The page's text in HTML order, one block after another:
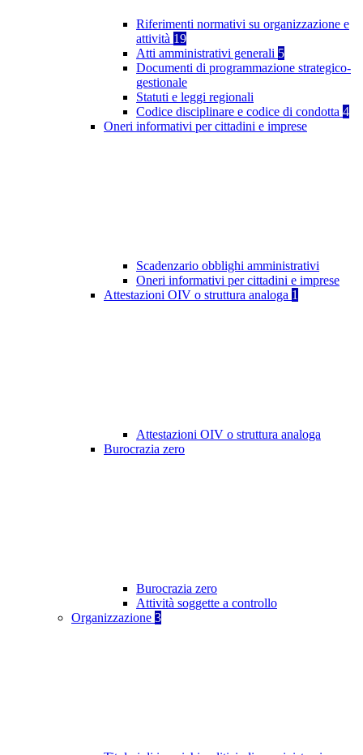
Riferimenti normativi su organizzazione e
attività 19
Atti amministrativi generali 5
Documenti di programmazione strategico-
gestionale
Statuti e leggi regionali
Codice disciplinare e codice di condotta 4
Oneri informativi per cittadini e imprese
Scadenzario obblighi amministrativi
Oneri informativi per cittadini e imprese
Attestazioni OIV o struttura analoga 1
Attestazioni OIV o struttura analoga
Burocrazia zero
Burocrazia zero
Attività soggette a controllo
Organizzazione 3